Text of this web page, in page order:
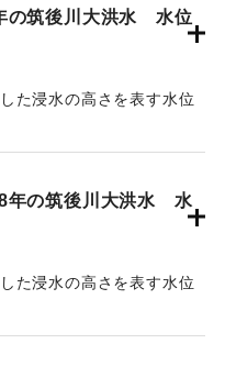
の筑後川大洪水 水位
た浸水の高さを表す水位
れている。
年の筑後川大洪水 水
た浸水の高さを表す水位
れている。